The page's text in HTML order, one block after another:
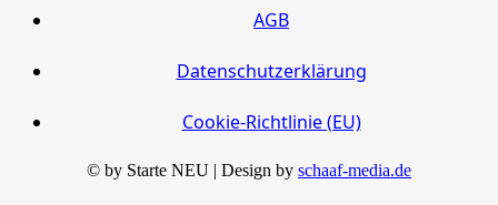
AGB
Datenschutzerklärung
Cookie-Richtlinie (EU)
© by Starte NEU | Design by schaaf-media.de